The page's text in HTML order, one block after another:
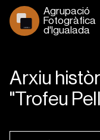
Agrupació
Fotogràfica
d'Igualada
1930 >
Arxiu
"Trofeu